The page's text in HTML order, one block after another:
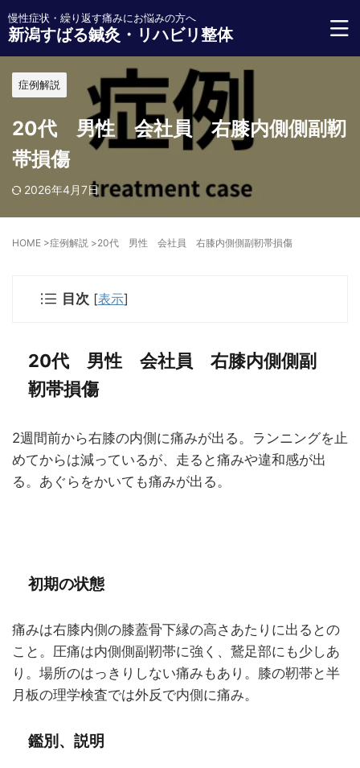
慢性症状・繰り返す痛みにお悩みの方へ
新潟すばる鍼灸・リハビリ整体
症例解説
20代 男性 会社員 右膝内側側副靭
帯損傷
2026年4月7日
HOME >症例解説 >20代 男性 会社員 右膝内側側副靭帯損傷
目次 [表示]
20代 男性 会社員 右膝内側側副
靭帯損傷
2週間前から右膝の内側に痛みが出る。ランニングを止
めてからは減っているが、走ると痛みや違和感が出
る。あぐらをかいても痛みが出る。
初期の状態
痛みは右膝内側の膝蓋骨下縁の高さあたりに出るとの
こと。圧痛は内側側副靭帯に強く、鵞足部にも少しあ
り。場所のはっきりしない痛みもあり。膝の靭帯と半
月板の理学検査では外反で内側に痛み。
鑑別、説明